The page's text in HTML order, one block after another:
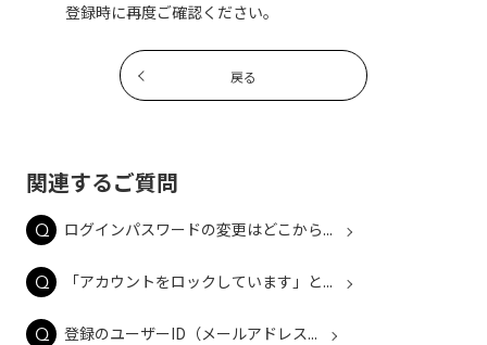
登録時に再度ご確認ください。
戻る
関連するご質問
ログインパスワードの変更はどこから...
「アカウントをロックしています」と...
登録のユーザーID（メールアドレス...